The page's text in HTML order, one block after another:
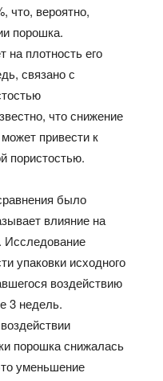
что, вероятно,
порошка.
плотность его
связано с
что снижение
привести к
пористостью.
было
влияние на
Исследование
упаковки исходного
воздействию
3 недель.
порошка снижалась
уменьшение